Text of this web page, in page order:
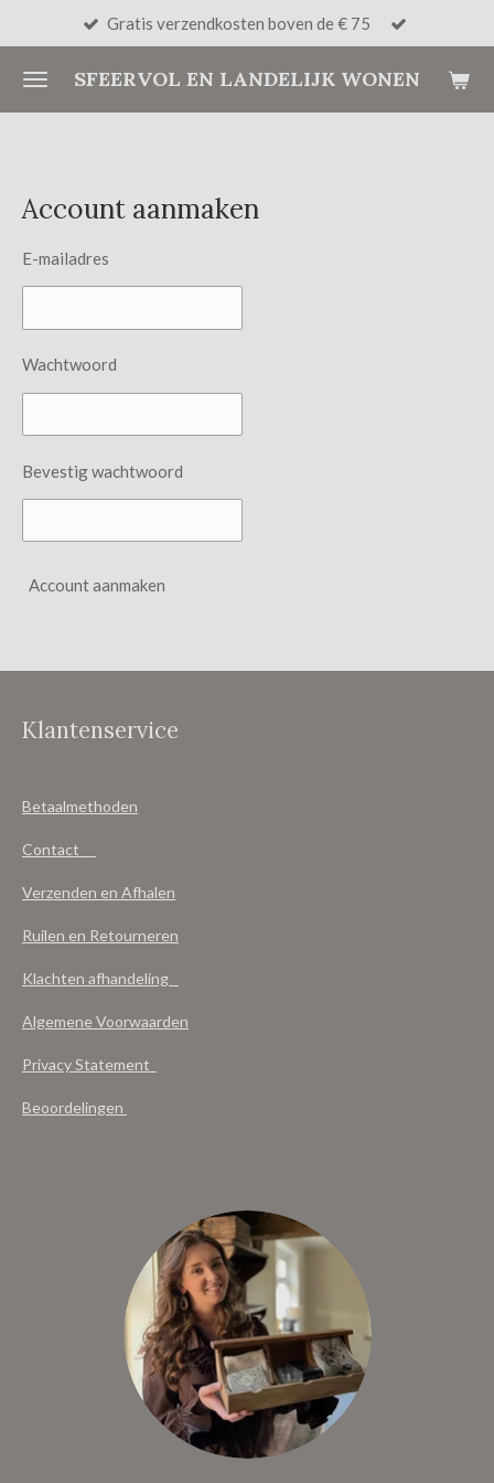
naar
de
SFEERVOL EN LANDELIJK WONEN
Gratis verzendkosten boven de € 75
Account aanmaken
E-mailadres
Wachtwoord
Bevestig wachtwoord
Account aanmaken
Klantenservice
Betaalmethoden
Contact
Verzenden en Afhalen
Ruilen en Retourneren
Klachten afhandeling
Algemene Voorwaarden
Privacy Statement
Beoordelingen